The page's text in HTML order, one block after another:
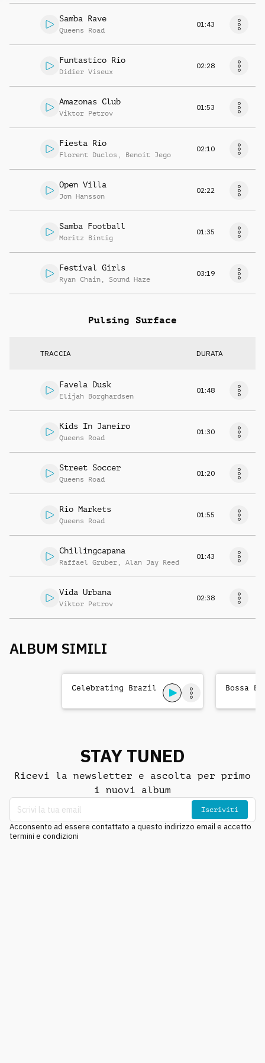
Samba Rave
Queens Road
01:43
Funtastico Rio
Didier Viseux
02:28
Amazonas Club
Viktor Petrov
01:53
Fiesta Rio
Florent Duclos , Benoit Jego
02:10
Open Villa
Jon Hansson
02:22
Samba Football
Moritz Bintig
01:35
Festival Girls
Ryan Chain , Sound Haze
03:19
Pulsing Surface
TRACCIA DURATA
Favela Dusk
Elijah Borghardsen
01:48
Kids In Janeiro
Queens Road
01:30
Street Soccer
Queens Road
01:20
Rio Markets
Queens Road
01:55
Chillingcapana
Raffael Gruber , Alan Jay Reed
01:43
Vida Urbana
Viktor Petrov
02:38
ALBUM SIMILI
Celebrating Brazil Bossa
STAY TUNED
Ricevi la newsletter e ascolta per primo
i nuovi album
Iscriviti
Acconsento ad essere contattato a questo indirizzo email e accetto
termini e condizioni